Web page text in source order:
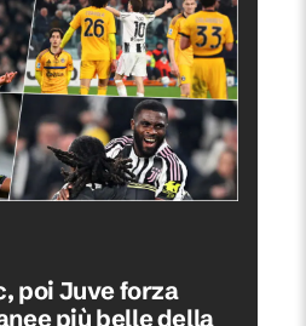
poi Juve forza
più belle della